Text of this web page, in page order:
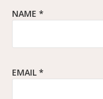
NAME *
EMAIL *